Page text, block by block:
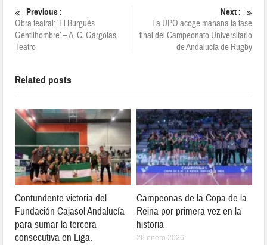
Previous :
Obra teatral: ‘El Burgués
Gentilhombre’ – A. C. Gárgolas
Teatro
Next :
La UPO acoge mañana la fase
final del Campeonato Universitario
de Andalucía de Rugby
Related posts
Contundente victoria del
Fundación Cajasol Andalucía
para sumar la tercera
consecutiva en Liga.
Campeonas de la Copa de la
Reina por primera vez en la
historia
26 enero 2026